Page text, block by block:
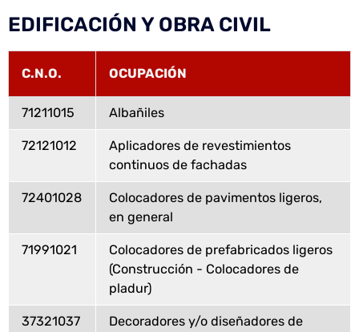
EDIFICACIÓN Y OBRA CIVIL
C.N.O. OCUPACIÓN
71211015 Albañiles
72121012
Aplicadores de revestimientos
continuos de fachadas
72401028
Colocadores de pavimentos ligeros,
en general
71991021
Colocadores de prefabricados ligeros
(Construcción - Colocadores de
pladur)
37321037
Decoradores y/o diseñadores de